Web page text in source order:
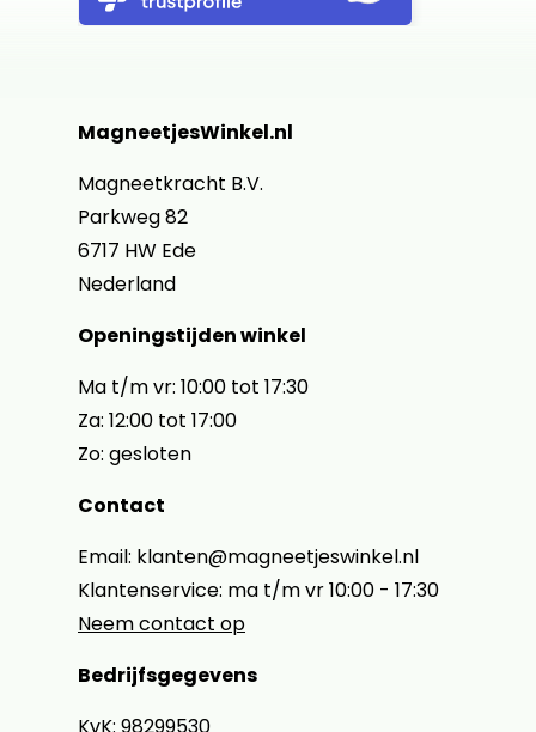
MagneetjesWinkel.nl
Magneetkracht B.V.
Parkweg 82
6717 HW Ede
Nederland
Openingstijden winkel
Ma t/m vr: 10:00 tot 17:30
Za: 12:00 tot 17:00
Zo: gesloten
Contact
Email: klanten@magneetjeswinkel.nl
Klantenservice: ma t/m vr 10:00 - 17:30
Neem contact op
Bedrijfsgegevens